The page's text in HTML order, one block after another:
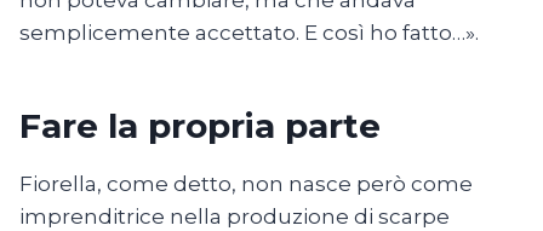
semplicemente accettato. E così ho fatto…».
Fare la propria parte
Fiorella, come detto, non nasce però come
imprenditrice nella produzione di scarpe